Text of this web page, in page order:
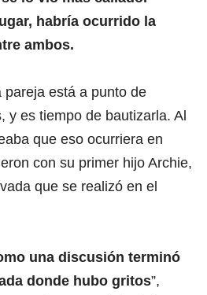
habría ocurrido la
ambos.
pareja está a punto de
y es tiempo de bautizarla. Al
que eso ocurriera en
con su primer hijo Archie,
que se realizó en el
una discusión terminó
donde hubo gritos”,